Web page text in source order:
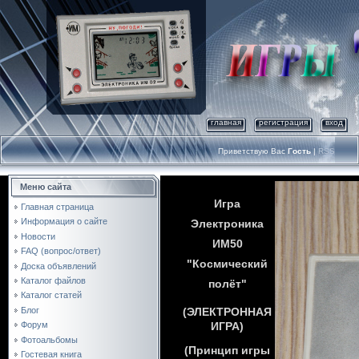
главная регистрация вход
Приветствую Вас Гость | RSS
Меню сайта
Главная страница
Информация о сайте
Новости
FAQ (вопрос/ответ)
Доска объявлений
Каталог файлов
Каталог статей
Блог
Форум
Фотоальбомы
Гостевая книга
Игра
Электроника
ИМ50
"Космический
полёт"
(ЭЛЕКТРОННАЯ
ИГРА)
(Принцип игры